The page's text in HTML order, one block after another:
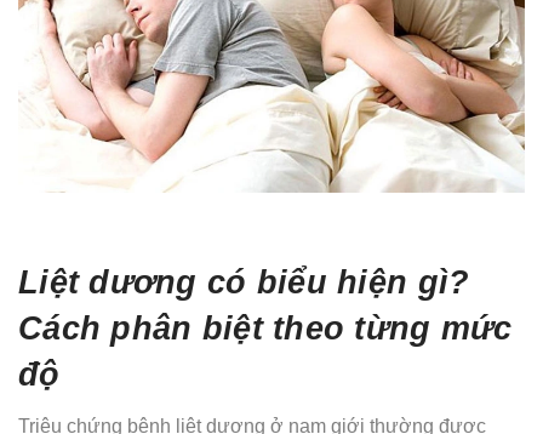
Liệt dương có biểu hiện gì?
Cách phân biệt theo từng mức
độ
Triệu chứng bệnh liệt dương ở nam giới thường được